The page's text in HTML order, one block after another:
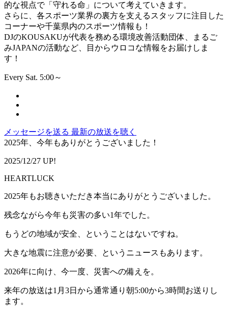
的な視点で「守れる命」について考えていきます。
さらに、各スポーツ業界の裏方を支えるスタッフに注目した
コーナーや千葉県内のスポーツ情報も！
DJのKOUSAKUが代表を務める環境改善活動団体、まるご
みJAPANの活動など、目からウロコな情報をお届けしま
す！
Every Sat. 5:00～
メッセージを送る 最新の放送を聴く
2025年、今年もありがとうございました！
2025/12/27 UP!
HEARTLUCK
2025年もお聴きいただき本当にありがとうございました。
残念ながら今年も災害の多い1年でした。
もうどの地域が安全、ということはないですね。
大きな地震に注意が必要、というニュースもあります。
2026年に向け、今一度、災害への備えを。
来年の放送は1月3日から通常通り朝5:00から3時間お送りし
ます。